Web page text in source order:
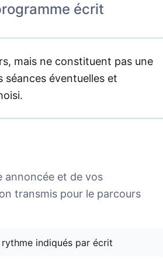
écrit
mais ne constituent pas une
séances éventuelles et
annoncée et de vos
transmis pour le parcours
indiqués par écrit